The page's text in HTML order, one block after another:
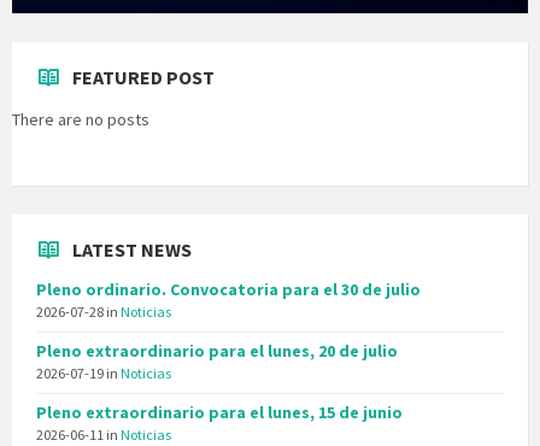
FEATURED POST
There are no posts
LATEST NEWS
Pleno ordinario. Convocatoria para el 30 de julio
2026-07-28 in Noticias
Pleno extraordinario para el lunes, 20 de julio
2026-07-19 in Noticias
Pleno extraordinario para el lunes, 15 de junio
2026-06-11 in Noticias